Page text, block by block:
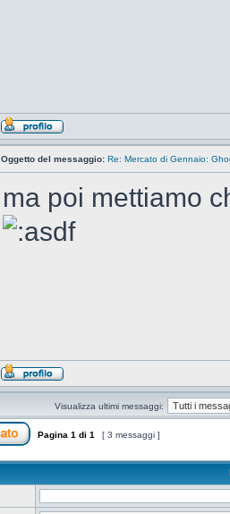
Oggetto del messaggio: Re: Mercato di Gennaio:
ma poi mettiamo
Visualizza ultimi messaggi:
Pagina 1 di 1 [ 3 messaggi ]